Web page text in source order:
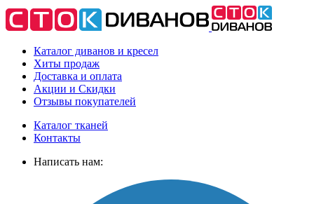
Каталог диванов и кресел
Хиты продаж
Доставка и оплата
Акции и Скидки
Отзывы покупателей
Каталог тканей
Контакты
Написать нам: